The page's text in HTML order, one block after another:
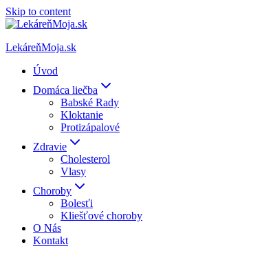
Skip to content
LekáreňMoja.sk
Úvod
Domáca liečba
Babské Rady
Kloktanie
Protizápalové
Zdravie
Cholesterol
Vlasy
Choroby
Bolesťi
Kliešťové choroby
O Nás
Kontakt